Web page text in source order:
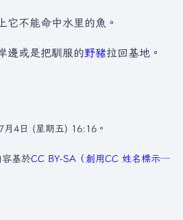
它不能命中水里的魚。
邊或是把馴服的野豬拉回基地。
4日 (星期五) 16:16。
基於CC BY-SA（創用CC 姓名標示─